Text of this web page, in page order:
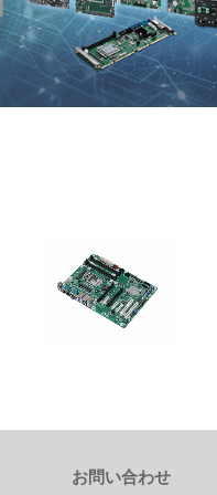
/i3 プロセッサ搭載産業用ATXマザー
お問い合わせ